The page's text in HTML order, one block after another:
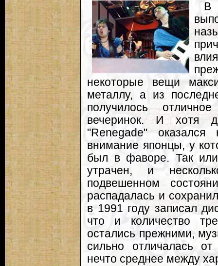
В
некоторые вещи
металлу, а из
получилось
вечеринок. И хотя
"Renegade"
внимание японцы, у
был в фаворе. Так
утрачен, и
подвешенном
распадалась и
в 1991 году записал
что и количество
остались прежними,
сильно отличалась
нечто среднее между